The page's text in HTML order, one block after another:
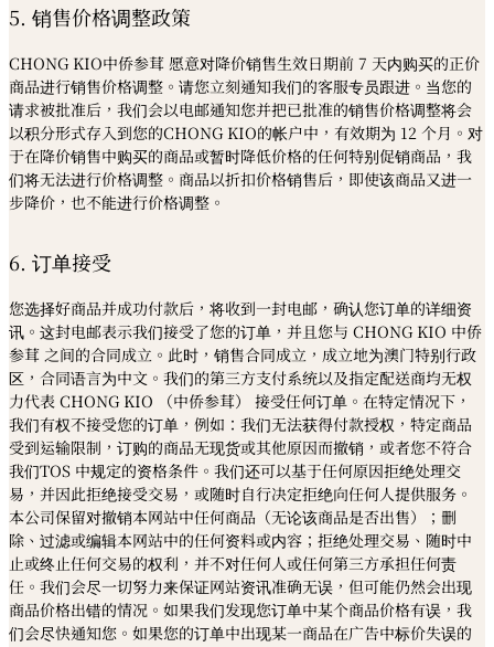
5. 销售价格调整政策
CHONG KIO中侨参茸 愿意对降价销售生效日期前 7 天内购买的正价
商品进行销售价格调整。请您立刻通知我们的客服专员跟进。当您的
请求被批准后，我们会以电邮通知您并把已批准的销售价格调整将会
以积分形式存入到您的CHONG KIO的帐户中，有效期为 12 个月。对
于在降价销售中购买的商品或暂时降低价格的任何特别促销商品，我
们将无法进行价格调整。商品以折扣价格销售后，即使该商品又进一
步降价，也不能进行价格调整。
6. 订单接受
您选择好商品并成功付款后，将收到一封电邮，确认您订单的详细资
讯。这封电邮表示我们接受了您的订单，并且您与 CHONG KIO 中侨
参茸 之间的合同成立。此时，销售合同成立，成立地为澳门特别行政
区，合同语言为中文。我们的第三方支付系统以及指定配送商均无权
力代表 CHONG KIO （中侨参茸） 接受任何订单。在特定情况下，
我们有权不接受您的订单，例如：我们无法获得付款授权，特定商品
受到运输限制，订购的商品无现货或其他原因而撤销，或者您不符合
我们TOS 中规定的资格条件。我们还可以基于任何原因拒绝处理交
易，并因此拒绝接受交易，或随时自行决定拒绝向任何人提供服务。
本公司保留对撤销本网站中任何商品（无论该商品是否出售）；删
除、过滤或编辑本网站中的任何资料或内容；拒绝处理交易、随时中
止或终止任何交易的权利，并不对任何人或任何第三方承担任何责
任。我们会尽一切努力来保证网站资讯准确无误，但可能仍然会出现
商品价格出错的情况。如果我们发现您订单中某个商品价格有误，我
们会尽快通知您。如果您的订单中出现某一商品在广告中标价失误的